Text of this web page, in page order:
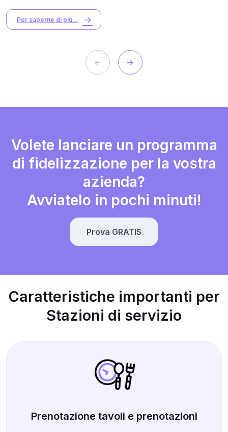
Per saperne di più...
Volete lanciare un programma
di fidelizzazione per la vostra
azienda?
Avviatelo in pochi minuti!
Prova GRATIS
Caratteristiche importanti per
Stazioni di servizio
Prenotazione tavoli e prenotazioni